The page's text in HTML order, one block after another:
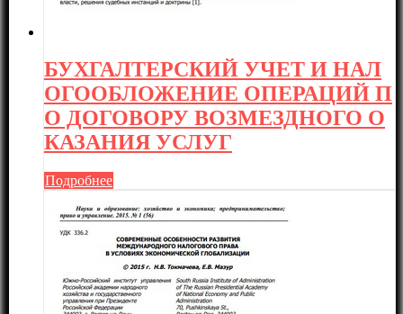
БУХГАЛТЕРСКИЙ УЧЕТ И НАЛ
ОГООБЛОЖЕНИЕ ОПЕРАЦИЙ П
О ДОГОВОРУ ВОЗМЕЗДНОГО О
КАЗАНИЯ УСЛУГ
Подробнее